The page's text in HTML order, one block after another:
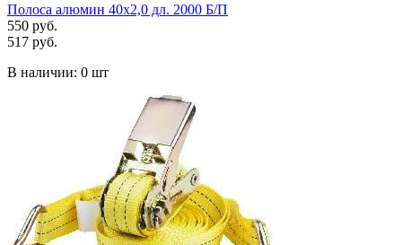
Полоса алюмин 40х2,0 дл. 2000 Б/П
550 руб.
517 руб.
В наличии: 0 шт